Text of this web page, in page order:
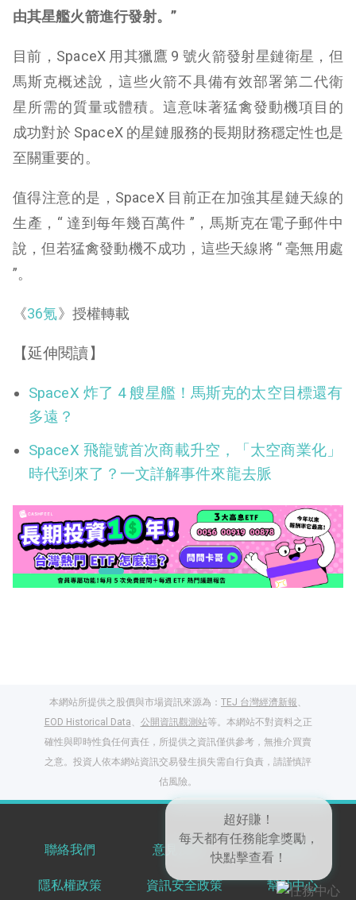
由其星艦火箭進行發射。”
目前，SpaceX 用其獵鷹 9 號火箭發射星鏈衛星，但
馬斯克概述說，這些火箭不具備有效部署第二代衛
星所需的質量或體積。這意味著猛禽發動機項目的
成功對於 SpaceX 的星鏈服務的長期財務穩定性也是
至關重要的。
值得注意的是，SpaceX 目前正在加強其星鏈天線的
生產，“ 達到每年幾百萬件 ”，馬斯克在電子郵件中
說，但若猛禽發動機不成功，這些天線將 “ 毫無用處
”。
《36氪》授權轉載
【延伸閱讀】
SpaceX 炸了 4 艘星艦！馬斯克的太空目標還有
多遠？
SpaceX 飛龍號首次商載升空，「太空商業化」
時代到來了？一文詳解事件來龍去脈
本網站所提供之股價與市場資訊來源為： TEJ 台灣經濟新報
EOD Historical Data
公開資訊觀測站等。本網站不對資料之正
確性與即時性負任何責任，所提供之資訊僅供參考，無推介買賣
之意。投資人依本網站資訊交易發生損失需自行負責，請謹慎評
估風險。
聯絡我們 意見反饋 服務條款
隱私權政策 資訊安全政策 幫助中心
超好賺！
每天都有任務能拿獎勵，
登入股感會員，閱讀
任一文章
出國就缺這咖？股